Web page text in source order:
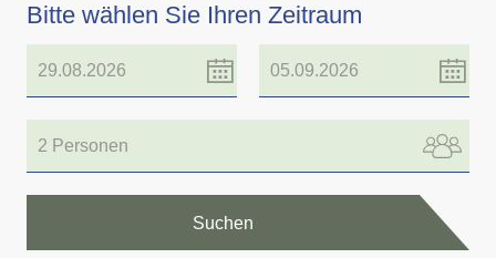
Bitte wählen Sie Ihren Zeitraum
2 Personen
Suchen